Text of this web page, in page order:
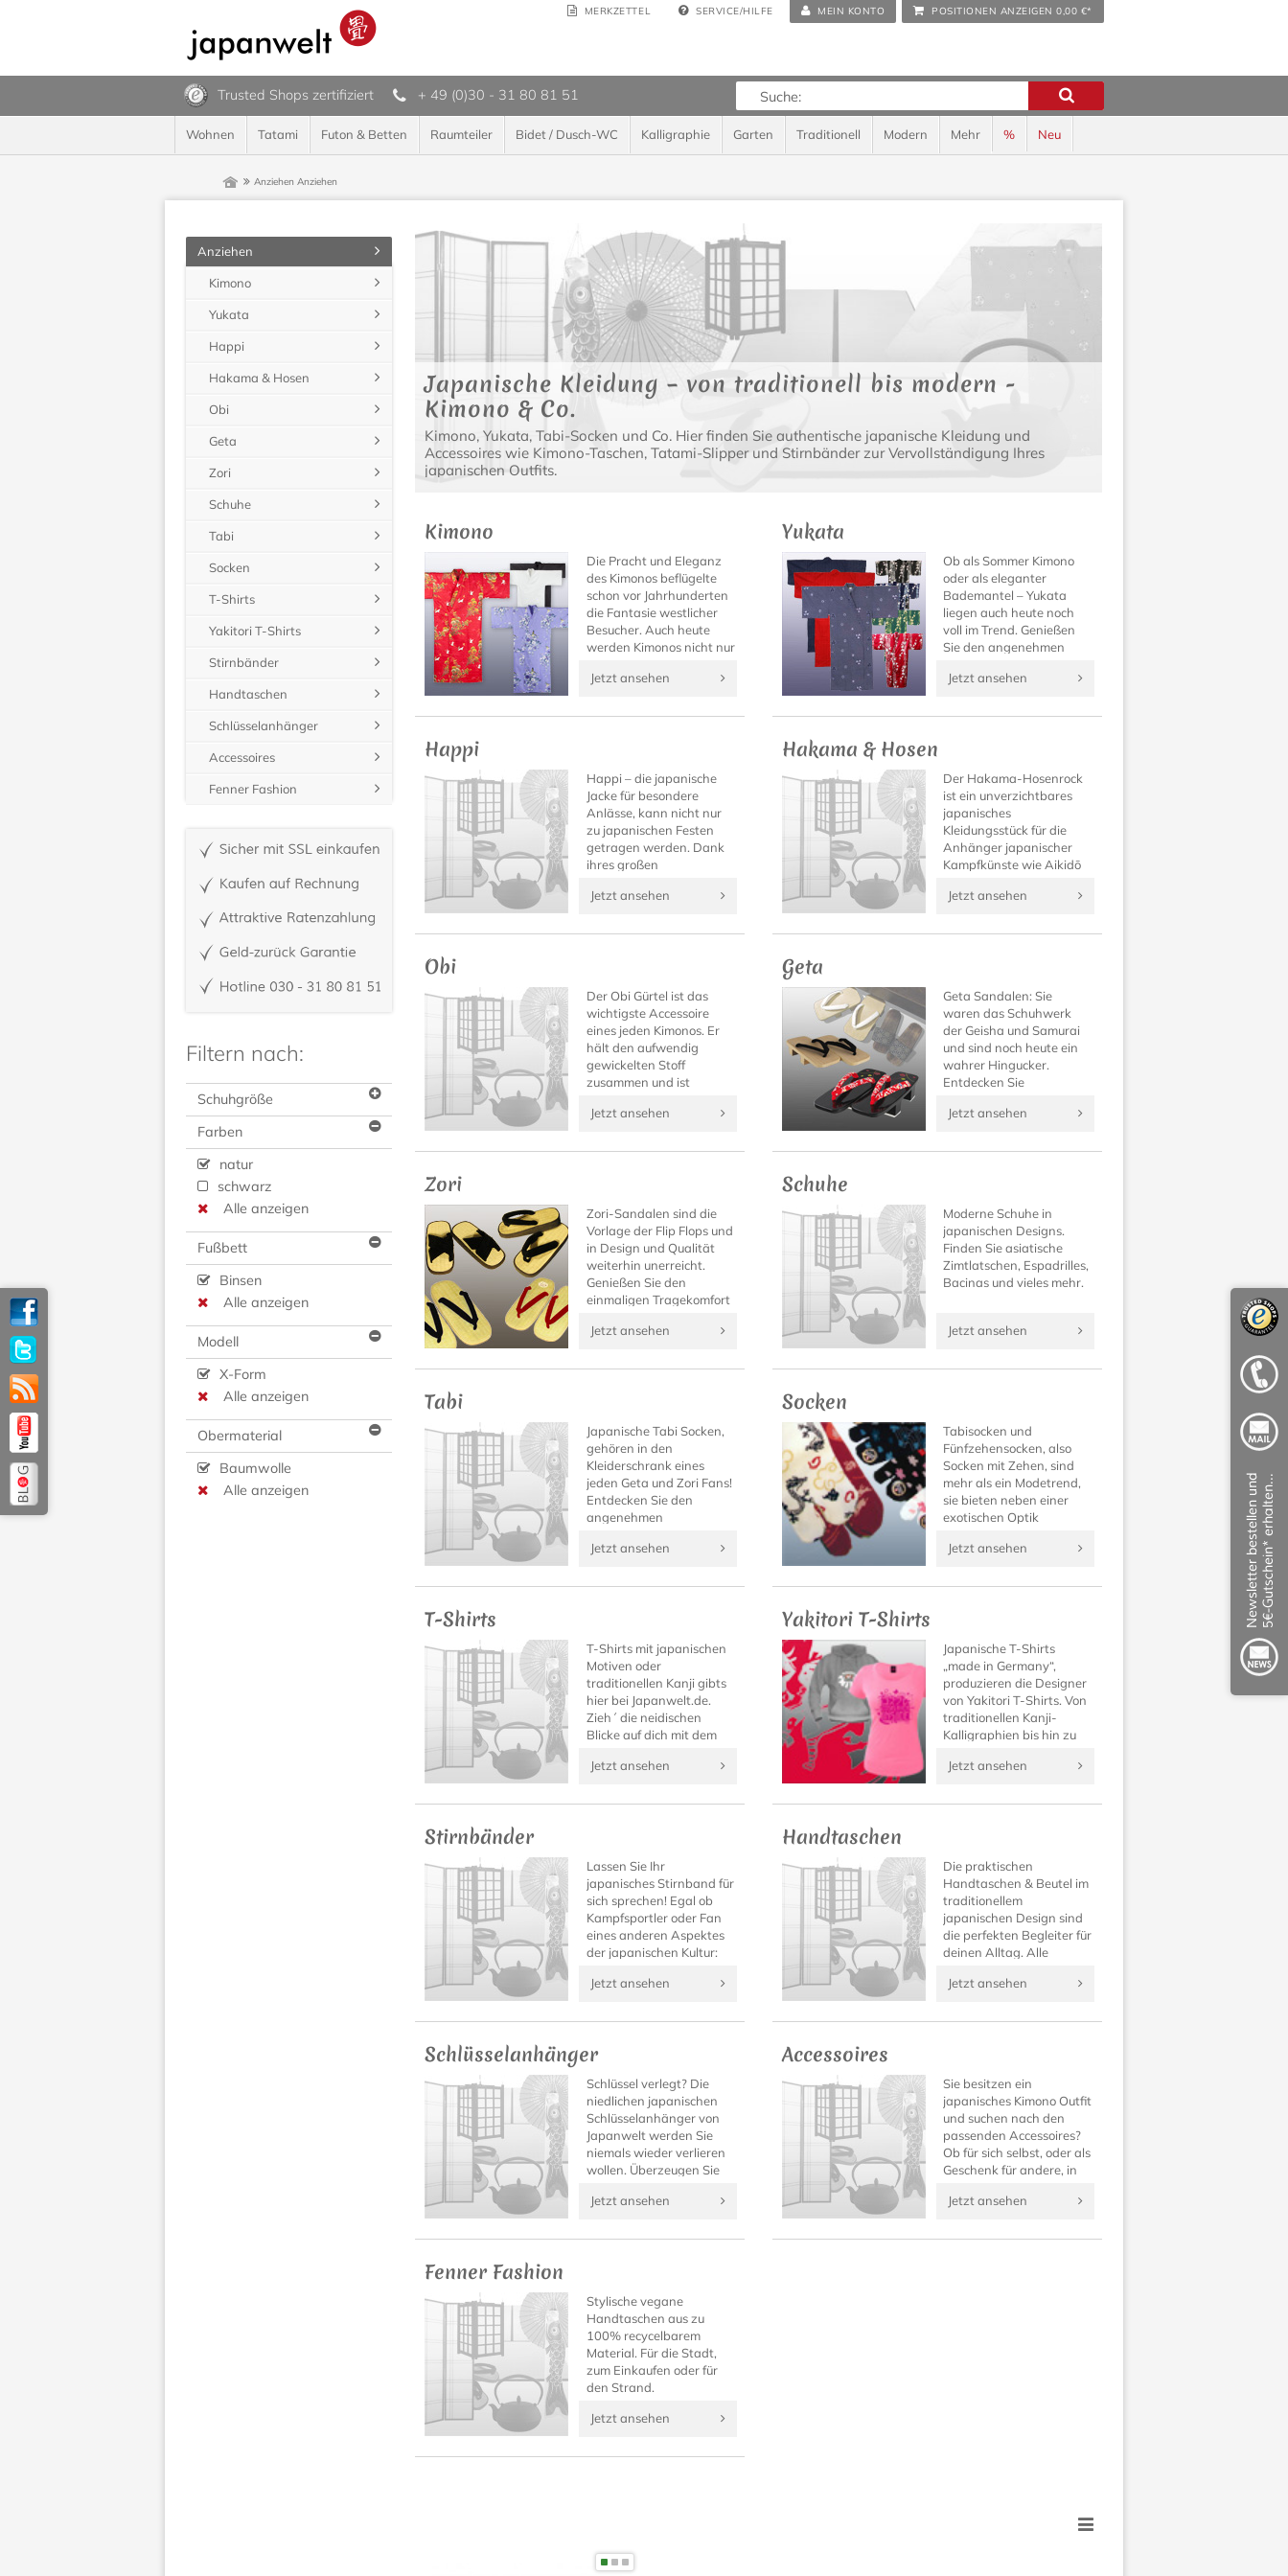
MERKZETTEL SERVICE/HILFE MEIN KONTO POSITIONEN ANZEIGEN 0,00 €*
Trusted Shops zertifiziert + 49 (0)30 - 31 80 81 51
Wohnen Tatami Futon & Betten Raumteiler Bidet / Dusch-WC Kalligraphie Garten Traditionell Modern Mehr % Neu
AnziehenAnziehen
Japanische Kleidung – von traditionell bis modern -
Kimono & Co.
Kimono, Yukata, Tabi-Socken und Co. Hier finden Sie authentische japanische Kleidung und
Accessoires wie Kimono-Taschen, Tatami-Slipper und Stirnbänder zur Vervollständigung Ihres
japanischen Outfits.
Kimono
Die Pracht und Eleganz
des Kimonos beflügelte
schon vor Jahrhunderten
die Fantasie westlicher
Besucher. Auch heute
werden Kimonos nicht nur
berühmten Geishas
Jetzt ansehen
Yukata
Ob als Sommer Kimono
oder als eleganter
Bademantel – Yukata
liegen auch heute noch
voll im Trend. Genießen
Sie den angenehmen
wundervoll verspielten
Kleidungsstücks aus
Jetzt ansehen
Happi
Happi – die japanische
Jacke für besondere
Anlässe, kann nicht nur
zu japanischen Festen
getragen werden. Dank
ihres großen
auch zu anderen
Blickfang.
Jetzt ansehen
Hakama & Hosen
Der Hakama-Hosenrock
ist ein unverzichtbares
japanisches
Kleidungsstück für die
Anhänger japanischer
Kampfkünste wie Aikidō
selbst ein komplettes,
Outfit besitzen möchten.
Jetzt ansehen
Obi
Der Obi Gürtel ist das
wichtigste Accessoire
eines jeden Kimonos. Er
hält den aufwendig
gewickelten Stoff
zusammen und ist
besonderer Blickfang
Teil eines Kimono Outfits.
Jetzt ansehen
Geta
Geta Sandalen: Sie
waren das Schuhwerk
der Geisha und Samurai
und sind noch heute ein
wahrer Hingucker.
Entdecken Sie
Schuhe neu und
Kimono Outfit auf
Jetzt ansehen
Zori
Zori-Sandalen sind die
Vorlage der Flip Flops und
in Design und Qualität
weiterhin unerreicht.
Genießen Sie den
einmaligen Tragekomfort
Sandalen draußen im
eleganter Hausschuh
Jetzt ansehen
Schuhe
Moderne Schuhe in
japanischen Designs.
Finden Sie asiatische
Zimtlatschen, Espadrilles,
Bacinas und vieles mehr.
Jetzt ansehen
Tabi
Japanische Tabi Socken,
gehören in den
Kleiderschrank eines
jeden Geta und Zori Fans!
Entdecken Sie den
angenehmen
Socken mit hochwertigen
Japanwelt.
Jetzt ansehen
Socken
Tabisocken und
Fünfzehensocken, also
Socken mit Zehen, sind
mehr als ein Modetrend,
sie bieten neben einer
exotischen Optik
Tragekomfort!
selbst!
Jetzt ansehen
T-Shirts
T-Shirts mit japanischen
Motiven oder
traditionellen Kanji gibts
hier bei Japanwelt.de.
Zieh´ die neidischen
Blicke auf dich mit dem
Jetzt ansehen
Yakitori T-Shirts
Japanische T-Shirts
„made in Germany“,
produzieren die Designer
von Yakitori T-Shirts. Von
traditionellen Kanji-
Kalligraphien bis hin zu
sich für jeden Geschmack
Shirt.
Jetzt ansehen
Stirnbänder
Lassen Sie Ihr
japanisches Stirnband für
sich sprechen! Egal ob
Kampfsportler oder Fan
eines anderen Aspektes
der japanischen Kultur:
bestimmt das Kanji-
Motto!
Jetzt ansehen
Handtaschen
Die praktischen
Handtaschen & Beutel im
traditionellem
japanischen Design sind
die perfekten Begleiter für
deinen Alltag. Alle
verstaut.
Jetzt ansehen
Schlüsselanhänger
Schlüssel verlegt? Die
niedlichen japanischen
Schlüsselanhänger von
Japanwelt werden Sie
niemals wieder verlieren
wollen. Überzeugen Sie
einzigartigen
Accessoires!
Jetzt ansehen
Accessoires
Sie besitzen ein
japanisches Kimono Outfit
und suchen nach den
passenden Accessoires?
Ob für sich selbst, oder als
Geschenk für andere, in
japanische Geldbörsen,
und Anhänger.
Jetzt ansehen
Fenner Fashion
Stylische vegane
Handtaschen aus zu
100% recycelbarem
Material. Für die Stadt,
zum Einkaufen oder für
den Strand.
Jetzt ansehen
Anziehen
Kimono
Yukata
Happi
Hakama & Hosen
Obi
Geta
Zori
Schuhe
Tabi
Socken
T-Shirts
Yakitori T-Shirts
Stirnbänder
Handtaschen
Schlüsselanhänger
Accessoires
Fenner Fashion
Filtern nach:
Schuhgröße
Farben
natur
schwarz
Alle anzeigen
Fußbett
Binsen
Alle anzeigen
Modell
X-Form
Alle anzeigen
Obermaterial
Baumwolle
Alle anzeigen